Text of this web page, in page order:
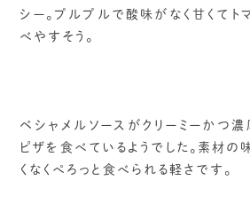
シー。プルプルで酸味がなく甘くてト
べやすそう。
ベシャメルソースがクリーミーかつ濃
ピザを食べているようでした。素材の
くなくぺろっと食べられる軽さです。